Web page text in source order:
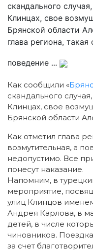
скандального
Клинцах, свое
Брянской области
глава региона,
поведение ...
Как сообщили «
скандального
Клинцах, свое
Брянской области
Как отметил глава
возмутительная, а
недопустимо. Все
понесут наказание.
Напомним, в
мероприятие,
улиц Клинцов
Андрея Карлова, в
детей, в числе
чиновников.
за счет